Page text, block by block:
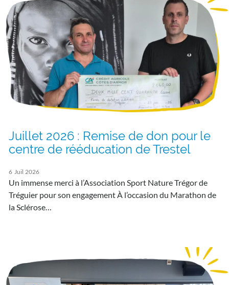
Juillet 2026 : Remise de don pour le
centre de rééducation de Trestel
6 Juil 2026
Un immense merci à l’Association Sport Nature Trégor de
Tréguier pour son engagement À l’occasion du Marathon de
la Sclérose…